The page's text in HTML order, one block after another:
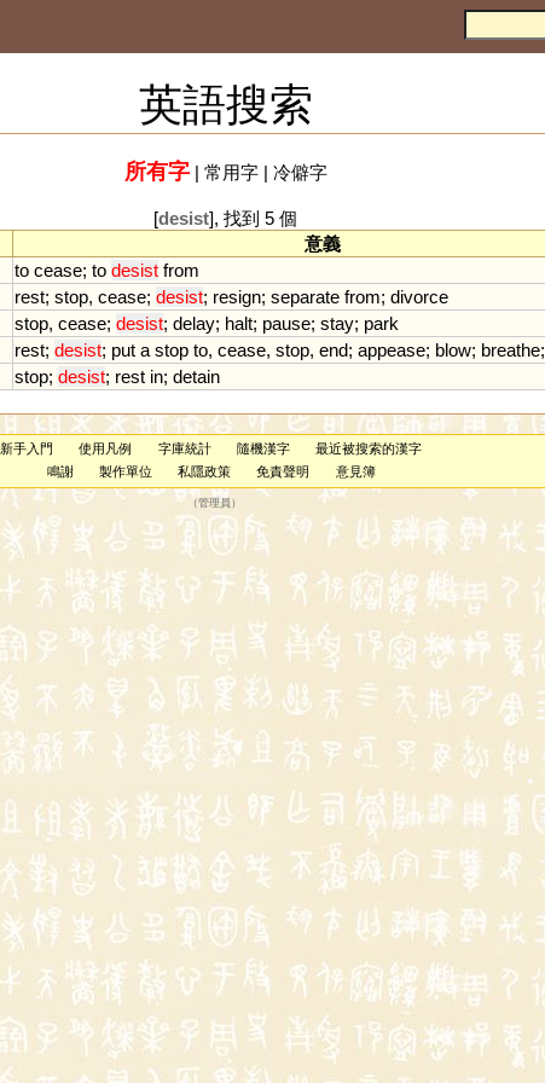
英語搜索
所有字| 常用字| 冷僻字
[desist], 找到 5 個
意義
to cease; to desist from
rest; stop, cease; desist; resign; separate from; divorce
stop, cease; desist; delay; halt; pause; stay; park
rest; desist; put a stop to, cease, stop, end; appease; blow; breathe;
stop; desist; rest in; detain
新手入門 使用凡例 字庫統計 隨機漢字
最近被搜索的漢字
鳴謝
製作單位 私隱政策 免責聲明 意見簿
（管理員 ）